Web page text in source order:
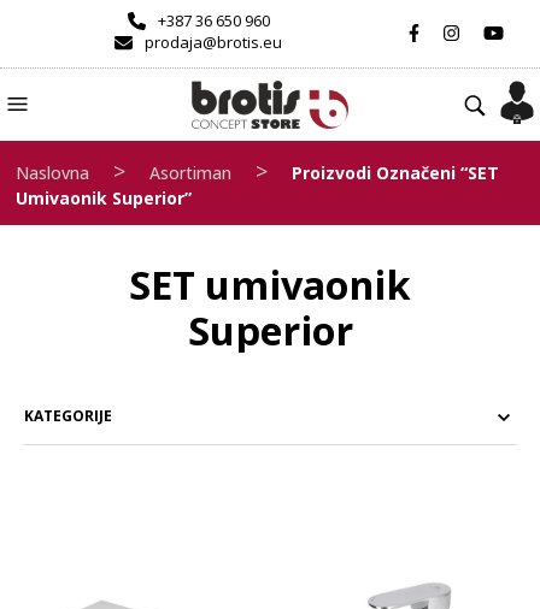
+387 36 650 960
prodaja@brotis.eu
Naslovna > Asortiman >
Proizvodi Označeni “SET
Umivaonik Superior”
SET umivaonik
Superior
KATEGORIJE